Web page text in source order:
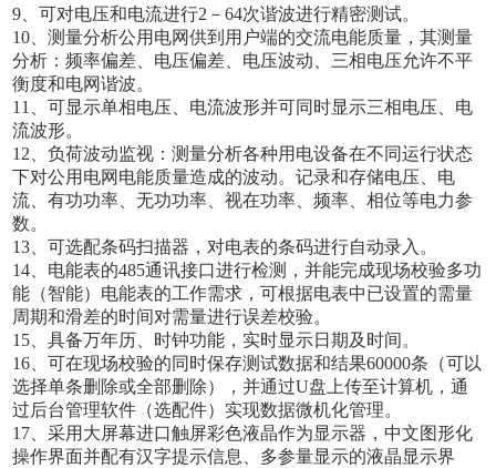
9、可对电压和电流进行2－64次谐波进行精密测试。
10、测量分析公用电网供到用户端的交流电能质量，其测量
分析：频率偏差、电压偏差、电压波动、三相电压允许不平
衡度和电网谐波。
11、可显示单相电压、电流波形并可同时显示三相电压、电
流波形。
12、负荷波动监视：测量分析各种用电设备在不同运行状态
下对公用电网电能质量造成的波动。记录和存储电压、电
流、有功功率、无功功率、视在功率、频率、相位等电力参
数。
13、可选配条码扫描器，对电表的条码进行自动录入。
14、电能表的485通讯接口进行检测，并能完成现场校验多功
能（智能）电能表的工作需求，可根据电表中已设置的需量
周期和滑差的时间对需量进行误差校验。
15、具备万年历、时钟功能，实时显示日期及时间。
16、可在现场校验的同时保存测试数据和结果60000条（可以
选择单条删除或全部删除），并通过U盘上传至计算机，通
过后台管理软件（选配件）实现数据微机化管理。
17、采用大屏幕进口触屏彩色液晶作为显示器，中文图形化
操作界面并配有汉字提示信息、多参量显示的液晶显示界